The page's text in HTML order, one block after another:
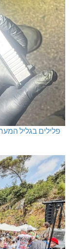
פלילים בגליל